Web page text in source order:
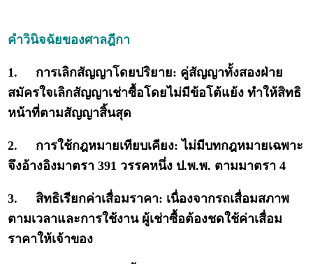
คำวินิจฉัยของศาลฎีกา
1.
การเลิกสัญญาโดยปริยาย: คู่สัญญาทั้งสองฝ่าย
สมัครใจเลิกสัญญาเช่าซื้อโดยไม่มีข้อโต้แย้ง ทำให้สิทธิ
หน้าที่ตามสัญญาสิ้นสุด
2.
การใช้กฎหมายเทียบเคียง: ไม่มีบทกฎหมายเฉพาะ
จึงอ้างอิงมาตรา 391 วรรคหนึ่ง ป.พ.พ. ตามมาตรา 4
3.
สิทธิเรียกค่าเสื่อมราคา: เนื่องจากรถเสื่อมสภาพ
ตามเวลาและการใช้งาน ผู้เช่าซื้อต้องชดใช้ค่าเสื่อม
ราคาให้เจ้าของ